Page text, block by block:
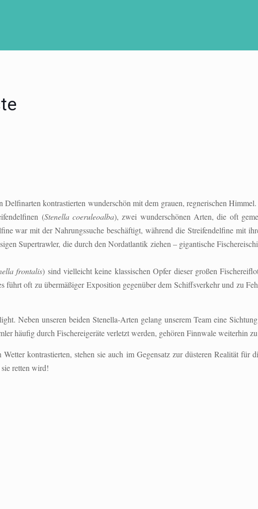
kontrastierten wunderschön mit dem grauen, regnerischen
(Stenella coeruleoalba), zwei wunderschönen Arten, die oft
war mit der Nahrungssuche beschäftigt, während die Streifendelfine mit
Supertrawler, die durch den Nordatlantik ziehen – gigantische
frontalis) sind vielleicht keine klassischen Opfer dieser großen
führt oft zu übermäßiger Exposition gegenüber dem Schiffsverkehr und zu
Neben unseren beiden Stenella-Arten gelang unserem Team eine
häufig durch Fischereigeräte verletzt werden, gehören Finnwale weiterhin
kontrastierten, stehen sie auch im Gegensatz zur düsteren Realität für
retten wird!